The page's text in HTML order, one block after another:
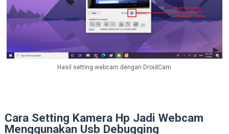
Hasil setting webcam dengan DroidCam
Cara Setting Kamera Hp Jadi Webcam
Menggunakan Usb Debugging